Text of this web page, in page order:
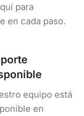
para
en cada paso.
equipo está
en